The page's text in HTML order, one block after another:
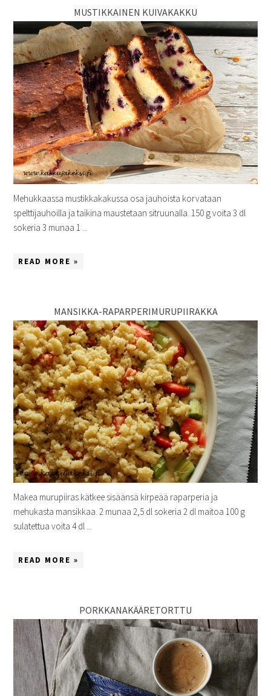
MUSTIKKAINEN KUIVAKAKKU
Mehukkaassa mustikkakakussa osa jauhoista korvataan
spelttijauhoilla ja taikina maustetaan sitruunalla. 150 g voita 3 dl
sokeria 3 munaa 1 ...
READ MORE »
MANSIKKA-RAPARPERIMURUPIIRAKKA
Makea murupiiras kätkee sisäänsä kirpeää raparperia ja
mehukasta mansikkaa. 2 munaa 2,5 dl sokeria 2 dl maitoa 100 g
sulatettua voita 4 dl ...
READ MORE »
PORKKANAKÄÄRETORTTU